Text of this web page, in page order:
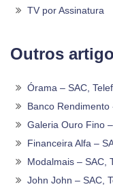
TV por Assinatura
Outros
Órama – SAC,
Banco
Galeria Ouro Fino
Financeira Alfa –
Modalmais – SAC,
John John – SAC,